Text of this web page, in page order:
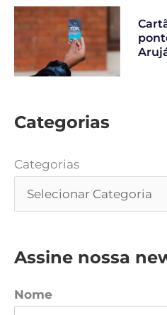
Categorias
Categorias
Assine nossa
Nome